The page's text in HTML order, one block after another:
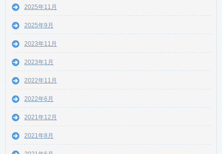
2025年11月
2025年9月
2023年11月
2023年1月
2022年11月
2022年6月
2021年12月
2021年8月